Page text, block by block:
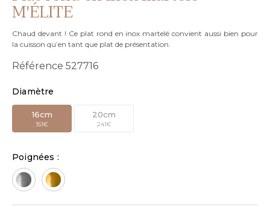
M'ÉLITE
Chaud devant ! Ce plat rond en inox martelé convient aussi bien pour
la cuisson qu’en tant que plat de présentation.
Référence 527716
Diamètre
16cm
151€
20cm
241€
Poignées :